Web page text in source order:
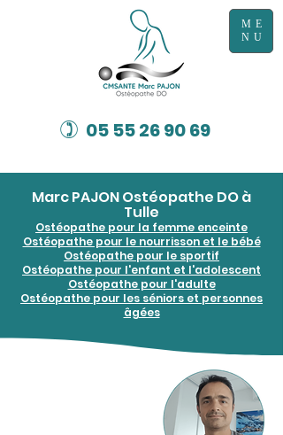
ME
NU
) 05 55 26 90 69
Marc PAJON Ostéopathe DO à
Tulle
Ostéopathe pour la femme enceinte
Ostéopathe pour le nourrisson et le bébé
Ostéopathe pour le sportif
Ostéopathe pour l'enfant et l'adolescent
Ostéopathe pour l'adulte
Ostéopathe pour les séniors et personnes
âgées